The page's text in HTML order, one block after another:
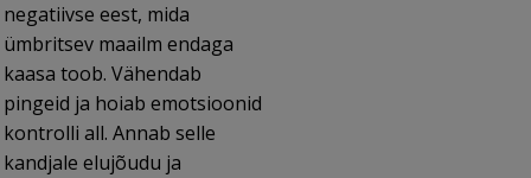
negatiivse eest, mida
ümbritsev maailm endaga
kaasa toob. Vähendab
pingeid ja hoiab emotsioonid
kontrolli all. Annab selle
kandjale elujõudu ja